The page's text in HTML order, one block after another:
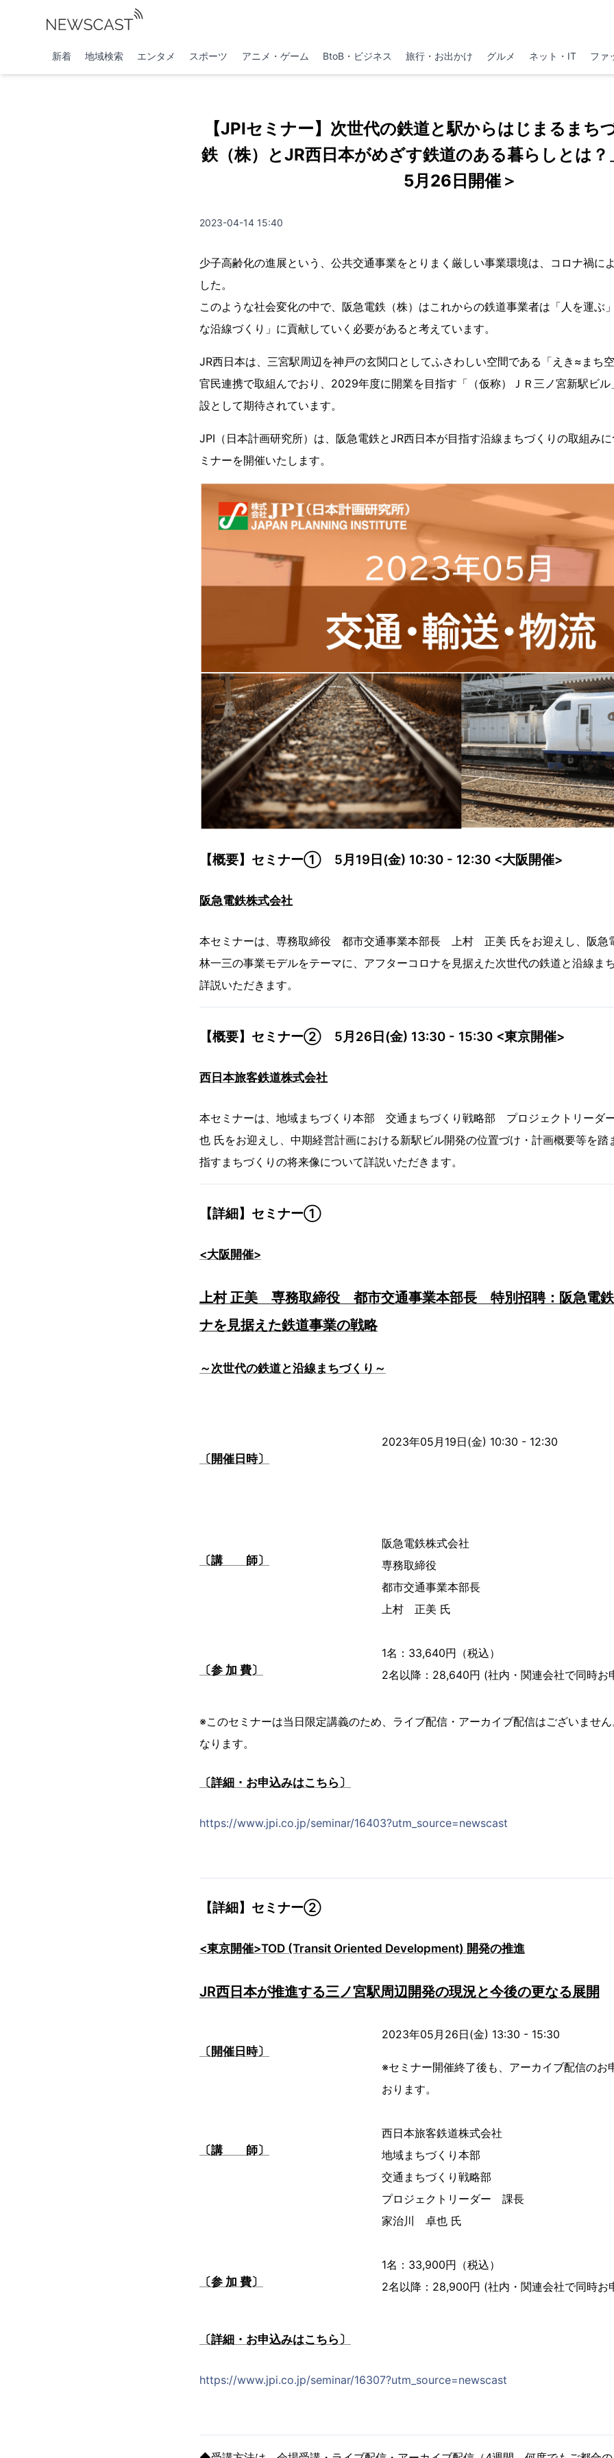
新着 地域検索 エンタメ スポーツ アニメ・ゲーム BtoB・ビジネス 旅行・お出かけ グルメ ネット・IT ファ
【JPIセミナー】次世代の鉄道と駅からはじまるまち
鉄（株）とJR西日本がめざす鉄道のある暮らしとは？
5月26日開催＞
2023-04-14 15:40
少子高齢化の進展という、公共交通事業をとりまく厳しい事業環境は、コロナ禍に
した。
このような社会変化の中で、阪急電鉄（株）はこれからの鉄道事業者は「人を運ぶ
な沿線づくり」に貢献していく必要があると考えています。
JR西日本は、三宮駅周辺を神戸の玄関口としてふさわしい空間である「えき≈まち
官民連携で取組んでおり、2029年度に開業を目指す「（仮称）ＪＲ三ノ宮新駅ビ
設として期待されています。
JPI（日本計画研究所）は、阪急電鉄とJR西日本が目指す沿線まちづくりの取組み
ミナーを開催いたします。
【概要】セミナー① 5月19日(金) 10:30 - 12:30 <大阪開催>
阪急電鉄株式会社
本セミナーは、専務取締役 都市交通事業本部長 上村 正美 氏をお迎えし、阪急
林一三の事業モデルをテーマに、アフターコロナを見据えた次世代の鉄道と沿線ま
詳説いただきます。
【概要】セミナー② 5月26日(金) 13:30 - 15:30 <東京開催>
西日本旅客鉄道株式会社
本セミナーは、地域まちづくり本部 交通まちづくり戦略部 プロジェクトリ
也 氏をお迎えし、中期経営計画における新駅ビル開発の位置づけ・計画概要等を踏
指すまちづくりの将来像について詳説いただきます。
【詳細】セミナー①
<大阪開催>
上村 正美 専務取締役 都市交通事業本部長 特別招聘：阪急電鉄
ナを見据えた鉄道事業の戦略
～次世代の鉄道と沿線まちづくり～
〔開催日時〕
2023年05月19日(金) 10:30 - 12:30
〔講 師〕
阪急電鉄株式会社
専務取締役
都市交通事業本部長
上村 正美 氏
〔参 加 費〕
1名：33,640円（税込）
2名以降：28,640円 (社内・関連会社で同時お
※このセミナーは当日限定講義のため、ライブ配信・アーカイブ配信はございませ
なります。
〔詳細・お申込みはこちら〕
https://www.jpi.co.jp/seminar/16403?utm_source=newscast
【詳細】セミナー②
<東京開催>TOD (Transit Oriented Development) 開発の推進
JR西日本が推進する三ノ宮駅周辺開発の現況と今後の更なる展開
〔開催日時〕
2023年05月26日(金) 13:30 - 15:30
※セミナー開催終了後も、アーカイブ配信のお
おります。
〔講 師〕
西日本旅客鉄道株式会社
地域まちづくり本部
交通まちづくり戦略部
プロジェクトリーダー 課長
家治川 卓也 氏
〔参 加 費〕
1名：33,900円（税込）
2名以降：28,900円 (社内・関連会社で同時お
〔詳細・お申込みはこちら〕
https://www.jpi.co.jp/seminar/16307?utm_source=newscast